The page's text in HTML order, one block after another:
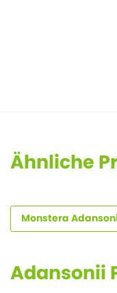
Ähnliche
Monstera
Adansonii